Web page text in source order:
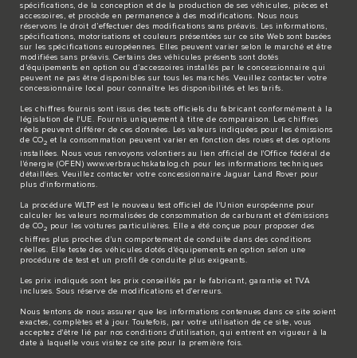
spécifications, de la conception et de la production de ses véhicules, pièces et
accessoires, et procède en permanence à des modifications. Nous nous
réservons le droit d’effectuer des modifications sans préavis. Les informations,
spécifications, motorisations et couleurs présentées sur ce site Web sont basées
sur les spécifications européennes. Elles peuvent varier selon le marché et être
modifiées sans préavis. Certains des véhicules présents sont dotés
d’équipements en option ou d’accessoires installés par le concessionnaire qui
peuvent ne pas être disponibles sur tous les marchés. Veuillez contacter votre
concessionnaire local pour connaître les disponibilités et les tarifs.
Les chiffres fournis sont issus des tests officiels du fabricant conformément à la
législation de l'UE. Fournis uniquement à titre de comparaison. Les chiffres
réels peuvent différer de ces données. Les valeurs indiquées pour les émissions
de CO2 et la consommation peuvent varier en fonction des roues et des options
installées. Nous vous renvoyons volontiers au lien officiel de l'Office fédéral de
l'énergie (OFEN) www.verbrauchskatalog.ch pour les informations techniques
détaillées. Veuillez contacter votre concessionnaire Jaguar Land Rover pour
plus d'informations.
La procédure WLTP est le nouveau test officiel de l'Union européenne pour
calculer les valeurs normalisées de consommation de carburant et d'émissions
de CO2
pour les voitures particulières. Elle a été conçue pour proposer des
chiffres plus proches d'un comportement de conduite dans des conditions
réelles. Elle teste des véhicules dotés d'équipements en option selon une
procédure de test et un profil de conduite plus exigeants.
Les prix indiqués sont les prix conseillés par le fabricant, garantie et TVA
incluses. Sous réserve de modifications et d'erreurs.
Nous tentons de nous assurer que les informations contenues dans ce site soient
exactes, complètes et à jour. Toutefois, par votre utilisation de ce site, vous
acceptez d'être lié par nos conditions d'utilisation, qui entrent en vigueur à la
date à laquelle vous visitez ce site pour la première fois.